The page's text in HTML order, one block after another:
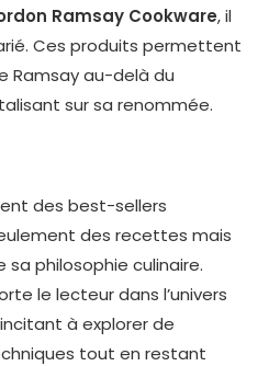
Ramsay Cookware, il
Ces produits permettent
Ramsay au-delà du
sur sa renommée.
des best-sellers
des recettes mais
philosophie culinaire.
le lecteur dans l’univers
à explorer de
tout en restant